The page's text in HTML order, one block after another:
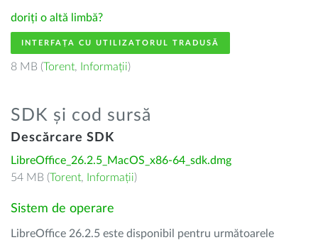
doriți o altă limbă?
INTERFAȚA CU UTILIZATORUL TRADUSĂ
8 MB (Torent, Informații)
SDK și cod sursă
Descărcare SDK
LibreOffice_26.2.5_MacOS_x86-64_sdk.dmg
54 MB (Torent, Informații)
Sistem de operare
LibreOffice 26.2.5 este disponibil pentru următoarele